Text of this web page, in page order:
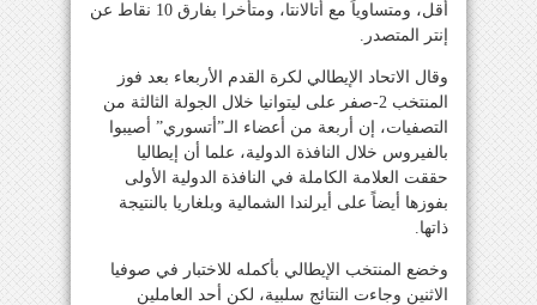
أقل، ومتساوياً مع أتالانتا، ومتأخرا بفارق 10 نقاط عن
إنتر المتصدر.
وقال الاتحاد الإيطالي لكرة القدم الأربعاء بعد فوز
المنتخب 2-صفر على ليتوانيا خلال الجولة الثالثة من
التصفيات، إن أربعة من أعضاء الـ”أتسوري” أصيبوا
بالفيروس خلال النافذة الدولية، علما أن إيطاليا
حققت العلامة الكاملة في النافذة الدولية الأولى
بفوزها أيضاً على أيرلندا الشمالية وبلغاريا بالنتيجة
ذاتها.
وخضع المنتخب الإيطالي بأكمله للاختبار في صوفيا
الاثنين وجاءت النتائج سلبية، لكن أحد العاملين